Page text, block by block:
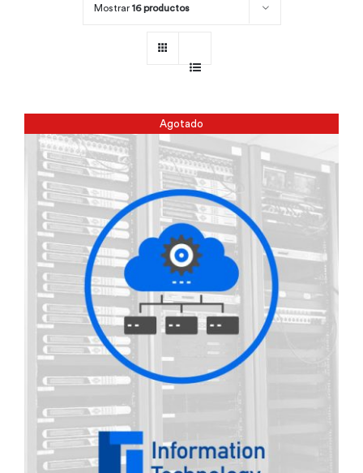
Mostrar 16 productos
Agotado